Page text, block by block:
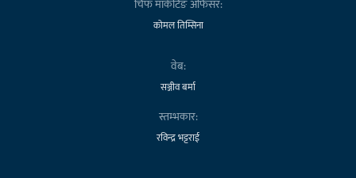
चिफ मार्केटिङ अफिसर:
कोमल तिम्सिना
वेब:
सञ्जीव बर्मा
स्तम्भकार:
रविन्द्र भट्टराई